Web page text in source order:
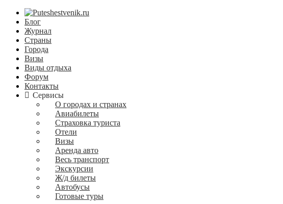
Блог
Журнал
Страны
Города
Визы
Виды отдыха
Форум
Контакты
Сервисы
О городах и странах
Авиабилеты
Страховка туриста
Отели
Визы
Аренда авто
Весь транспорт
Экскурсии
Ж/д билеты
Автобусы
Готовые туры